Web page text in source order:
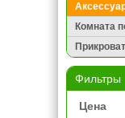
Комната
Фильтры
Цена